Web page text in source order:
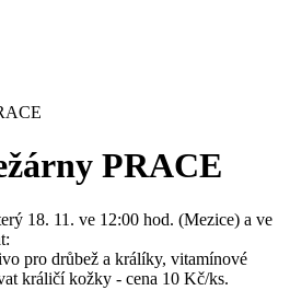
PRACE
18. 11. ve 12:00 hod. (Mezice) a ve
pro drůbež a králíky, vitamínové
králičí kožky - cena 10 Kč/ks.